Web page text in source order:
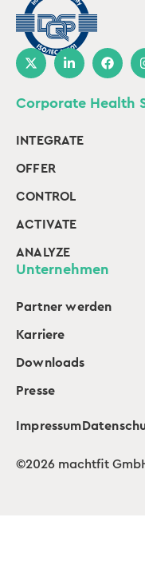
Corporate Health
INTEGRATE
OFFER
CONTROL
ACTIVATE
ANALYZE
Unternehmen
Partner werden
Karriere
Downloads
Presse
©2026 machtfit
Impressum